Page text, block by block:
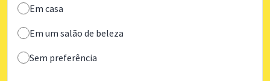
Em casa
Em um salão de beleza
Sem preferência